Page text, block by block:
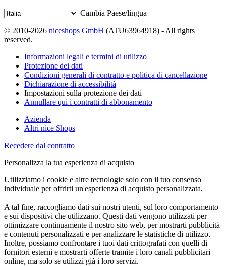
Cambia Paese/lingua
© 2010-2026 niceshops GmbH (ATU63964918) - All rights
reserved.
Informazioni legali e termini di utilizzo
Protezione dei dati
Condizioni generali di contratto e politica di cancellazione
Dichiarazione di accessibilità
Impostazioni sulla protezione dei dati
Annullare qui i contratti di abbonamento
Azienda
Altri nice Shops
Recedere dal contratto
Personalizza la tua esperienza di acquisto
Utilizziamo i cookie e altre tecnologie solo con il tuo consenso
individuale per offrirti un'esperienza di acquisto personalizzata.
A tal fine, raccogliamo dati sui nostri utenti, sul loro comportamento
e sui dispositivi che utilizzano. Questi dati vengono utilizzati per
ottimizzare continuamente il nostro sito web, per mostrarti pubblicità
e contenuti personalizzati e per analizzare le statistiche di utilizzo.
Inoltre, possiamo confrontare i tuoi dati crittografati con quelli di
fornitori esterni e mostrarti offerte tramite i loro canali pubblicitari
online, ma solo se utilizzi già i loro servizi.